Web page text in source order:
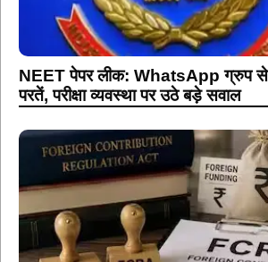
NEET पेपर लीक: WhatsApp ग्रुप से
परतें, परीक्षा व्यवस्था पर उठे बड़े सवाल